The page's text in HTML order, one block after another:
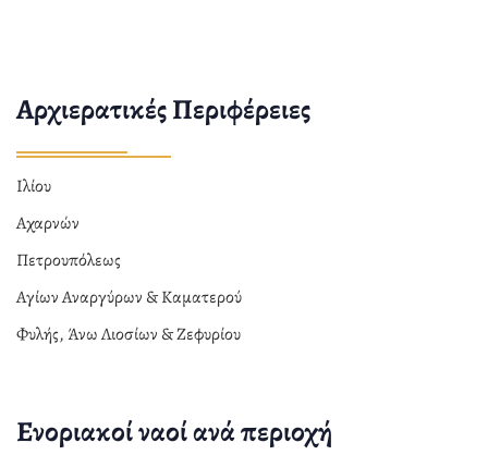
Αρχιερατικές Περιφέρειες
Ιλίου
Αχαρνών
Πετρουπόλεως
Αγίων Αναργύρων & Καματερού
Φυλής, Άνω Λιοσίων & Ζεφυρίου
Ενοριακοί ναοί ανά περιοχή